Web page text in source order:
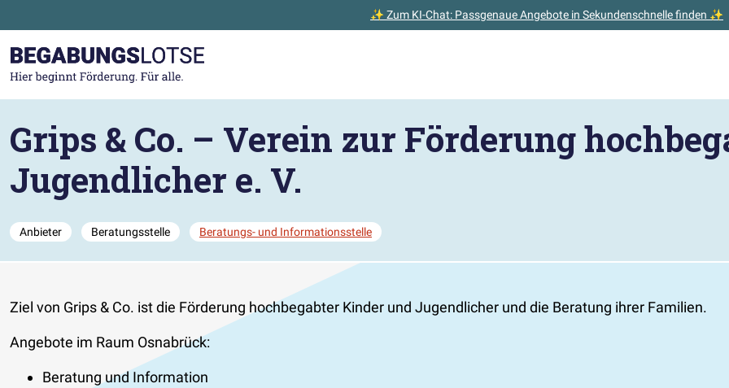
✨ Zum KI-Chat: Passgenaue Angebote in Sekundenschnelle finden ✨
Zur Startseite gehen
Grips & Co. – Verein zur Förderung
Jugendlicher e. V.
Anbieter Beratungsstelle Beratungs- und Informationsstelle
Ziel von Grips & Co. ist die Förderung hochbegabter Kinder und Jugendlicher und die Beratung ihrer Familien.
Angebote im Raum Osnabrück:
Beratung und Information